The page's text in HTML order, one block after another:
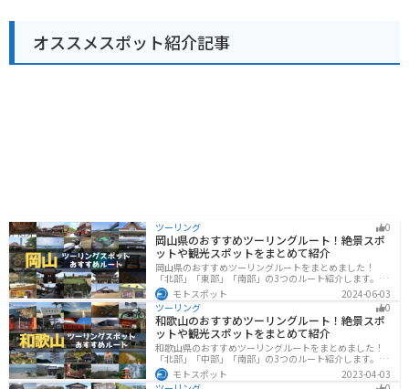
の変化には注意が必要です。\n\n【おすすめポイント】
\n* 新潟名物のコシヒカリを使ったおにぎり\n* 地元産そ
ば粉を使った手打ちそば\n* 春の山菜、秋のきのこな
オススメスポット紹介記事
ツーリング 0
岡山県のおすすめツーリングルート！絶景スポ
ットや観光スポットをまとめて紹介
岡山県のおすすめツーリングルートをまとめました！
「北部」「東部」「南部」の3つのルート紹介します。岡
山市や倉敷市など、歴史ある街並みも魅力的で、バイク
ツーリングに最適なスポットが多数あります。バイクで
岡山県にツーリングに行く際は参考にしてください。
モトスポット
2024-06-03
ツーリング
0
和歌山のおすすめツーリングルート！絶景スポ
ットや観光スポットをまとめて紹介
和歌山県のおすすめツーリングルートをまとめました！
「北部」「中部」「南部」の3つのルート紹介します。海
と山に囲まれた自然豊かなエリアが広がり、様々な楽し
み方ができます。バイクで和歌山県にツーリングに行く
モトスポット
2023-04-03